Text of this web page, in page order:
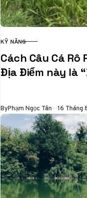
CATEGORY
KỸ NĂNG
Cách Câu Cá Rô
Địa Điểm này là
ByPhạm Ngọc Tân Published
16 Tháng